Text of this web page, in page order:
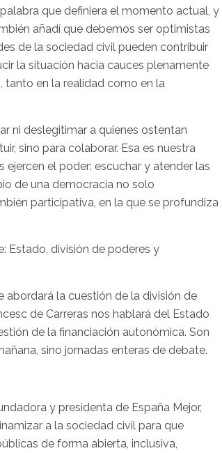
que definiera el momento actual, y
añadí que debemos ser optimistas
de la sociedad civil pueden contribuir
la situación hacia cauces plenamente
tanto en la realidad como en la
ni deslegitimar a quienes ostentan
sino para colaborar. Esa es nuestra
ejercen el poder: escuchar y atender las
de una democracia no solo
participativa, en la que se profundiza
Estado, división de poderes y
abordará la cuestión de la división de
de Carreras nos hablará del Estado
de la financiación autonómica. Son
sino jornadas enteras de debate.
y presidenta de España Mejor,
a la sociedad civil para que
de forma abierta, inclusiva,